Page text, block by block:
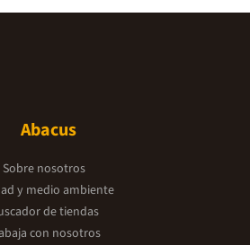
Abacus
Sobre nosotros
y medio ambiente
de tiendas
con nosotros